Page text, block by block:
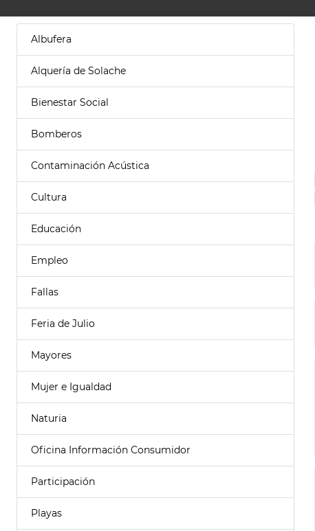
Albufera
Alquería de Solache
Bienestar Social
Bomberos
Contaminación Acústica
Cultura
Educación
Empleo
Fallas
Feria de Julio
Mayores
Mujer e Igualdad
Naturia
Oficina Información Consumidor
Participación
Playas